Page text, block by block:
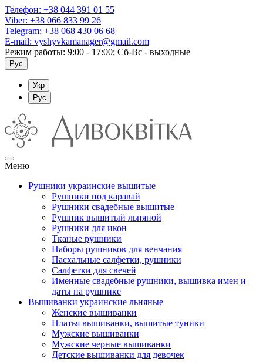
Телефон: +38 044 391 01 55
Viber: +38 066 833 99 26
Telegram: +38 068 430 06 68
E-mail: vyshyvkamanager@gmail.com
Режим работы: 9:00 - 17:00; Сб-Вс - выходные
Рус
Укр
Рус
Меню
Рушники украинские вышитые
Рушники под каравай
Рушники свадебные вышитые
Рушник вышитый льняной
Рушники для икон
Тканые рушники
Наборы рушников для венчания
Пасхальные салфетки, рушники
Салфетки для свечей
Именные свадебные рушники, вышивка имен и
даты на рушнике
Вышиванки украинские льняные
Женские вышиванки
Платья вышиванки, вышитые туники
Мужские вышиванки
Мужские черные вышиванки
Детские вышиванки для девочек